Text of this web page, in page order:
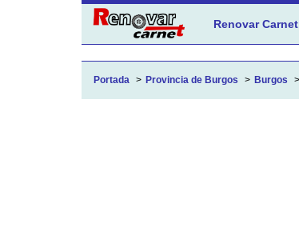
Renovar Carnet
Portada Provincia de Burgos Burgos